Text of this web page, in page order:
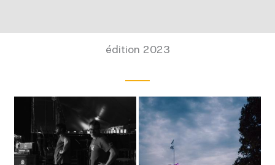
édition 2023